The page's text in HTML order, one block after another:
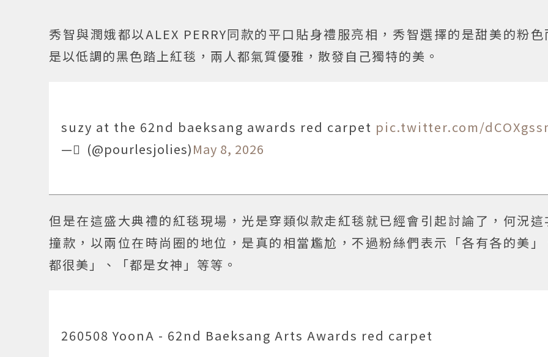
秀智與潤娥都以ALEX PERRY同款的平口貼身禮服亮相，秀智選擇的是甜美的粉色
是以低調的黑色踏上紅毯，兩人都氣質優雅，散發自己獨特的美。
suzy at the 62nd baeksang awards red carpet pic.twitter.com/
— ْ (@pourlesjolies)May 8, 2026
但是在這盛大典禮的紅毯現場，光是穿類似款走紅毯就已經會引起討論了，何況這
撞款，以兩位在時尚圈的地位，是真的相當尷尬，不過粉絲們表示「各有各的美」
都很美」、「都是女神」等等。
260508 YoonA - 62nd Baeksang Arts Awards red carpet